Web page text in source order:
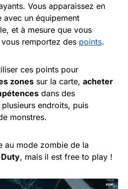
Vous apparaissez en
avec un équipement
et à mesure que vous
remportez des points.
ces points pour
zones sur la carte, acheter
dans des
endroits, puis
monstres.
au mode zombie de la
, mais il est free to play !